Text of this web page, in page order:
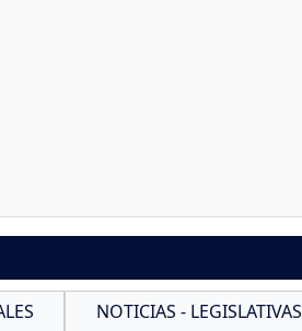
NOTICIAS - LEGISLATIVAS